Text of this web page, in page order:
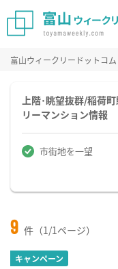
富山ウィークリードットコム
上階･眺望抜群/稲荷
リーマンション情報
市街地を一望
9 件（1/1ページ）
キャンペーン